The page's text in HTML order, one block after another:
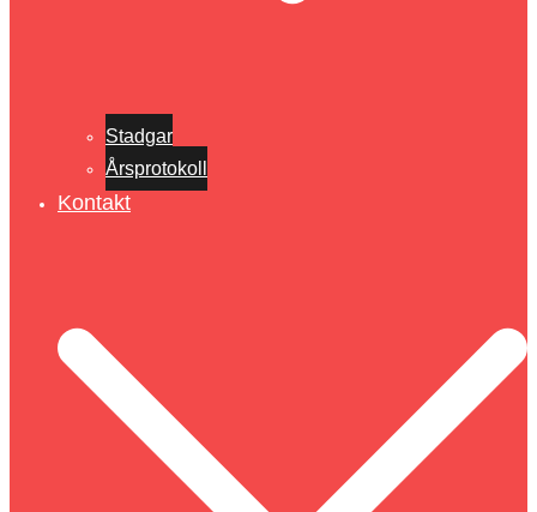
Stadgar
Årsprotokoll
Kontakt